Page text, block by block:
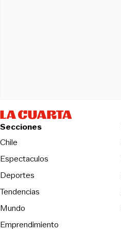
Secciones
Chile
Espectaculos
Deportes
Tendencias
Mundo
Emprendimiento